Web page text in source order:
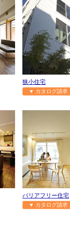
狭小住宅
▼ カタログ請
バリアフリー住宅
▼ カタログ請